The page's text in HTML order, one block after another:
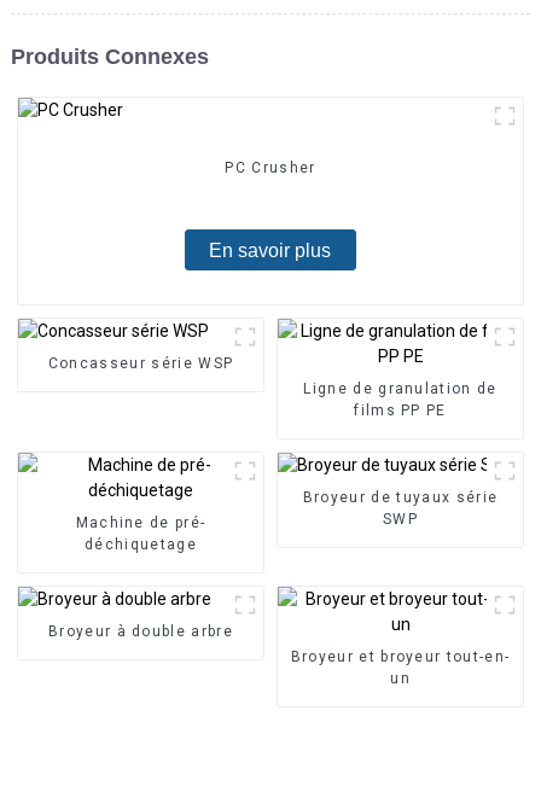
Produits Connexes
PC Crusher
En savoir plus
Concasseur série WSP
Ligne de granulation de
films PP PE
Machine de pré-
déchiquetage
Broyeur de tuyaux série
SWP
Broyeur à double arbre
Broyeur et broyeur tout-en-
un